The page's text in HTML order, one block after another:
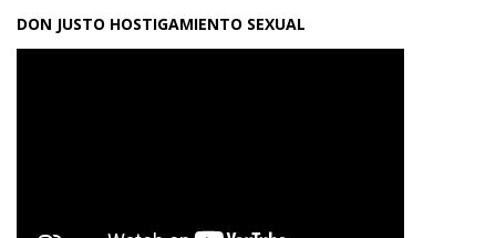
DON JUSTO HOSTIGAMIENTO SEXUAL